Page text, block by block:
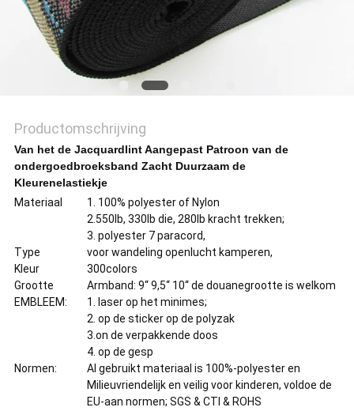
Productomschrijving
Van het de Jacquardlint Aangepast Patroon van de
ondergoedbroeksband Zacht Duurzaam de
Kleurenelastiekje
Materiaal
1. 100% polyester of Nylon
2.550lb, 330lb die, 280lb kracht trekken;
3. polyester 7 paracord,
Type
voor wandeling openlucht kamperen,
Kleur
300colors
Grootte
Armband: 9“ 9,5“ 10“ de douanegrootte is welkom
EMBLEEM:
1. laser op het minimes;
2. op de sticker op de polyzak
3.on de verpakkende doos
4. op de gesp
Normen:
Al gebruikt materiaal is 100%-polyester en
Milieuvriendelijk en veilig voor kinderen, voldoe de
EU-aan normen; SGS & CTI & ROHS